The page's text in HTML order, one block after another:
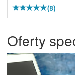
(8)
Oferty